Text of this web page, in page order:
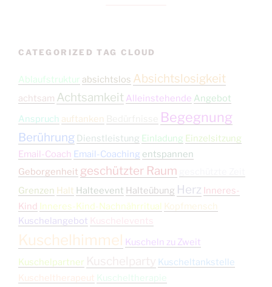
CATEGORIZED TAG CLOUD
Ablaufstruktur absichtslos Absichtslosigkeit
achtsam Achtsamkeit Alleinstehende Angebot
Anspruch auftanken Begegnung
Berührung Dienstleistung Einladung Einzelsitzung
Email-Coach Email-Coaching entspannen
Geborgenheit geschützter Raum
Grenzen Halt Halteevent Halteübung Herz Inneres-
Kind Inneres-Kind-Nachnährritual Kopfmensch
Kuschelangebot Kuschelevents
Kuschelhimmel Kuscheln zu Zweit
Kuschelpartner
Kuscheltankstelle
Kuscheltherapeut Kuscheltherapie